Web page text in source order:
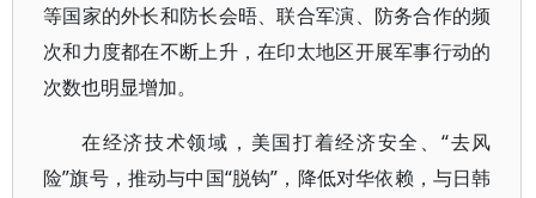
等国家的外长和防长会晤、联合军演、防务合作的频
次和力度都在不断上升，在印太地区开展军事行动的
次数也明显增加。
在经济技术领域，美国打着经济安全、“去风
险”旗号，推动与中国“脱钩”，降低对华依赖，与日韩